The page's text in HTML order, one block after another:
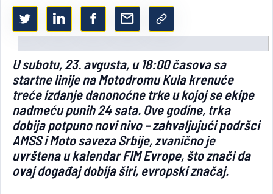
U subotu, 23. avgusta, u 18:00 časova sa
startne linije na Motodromu Kula krenuće
treće izdanje danonoćne trke u kojoj se ekipe
nadmeću punih 24 sata. Ove godine, trka
dobija potpuno novi nivo – zahvaljujući podršci
AMSS i Moto saveza Srbije, zvanično je
uvrštena u kalendar FIM Evrope, što znači da
ovaj događaj dobija širi, evropski značaj.